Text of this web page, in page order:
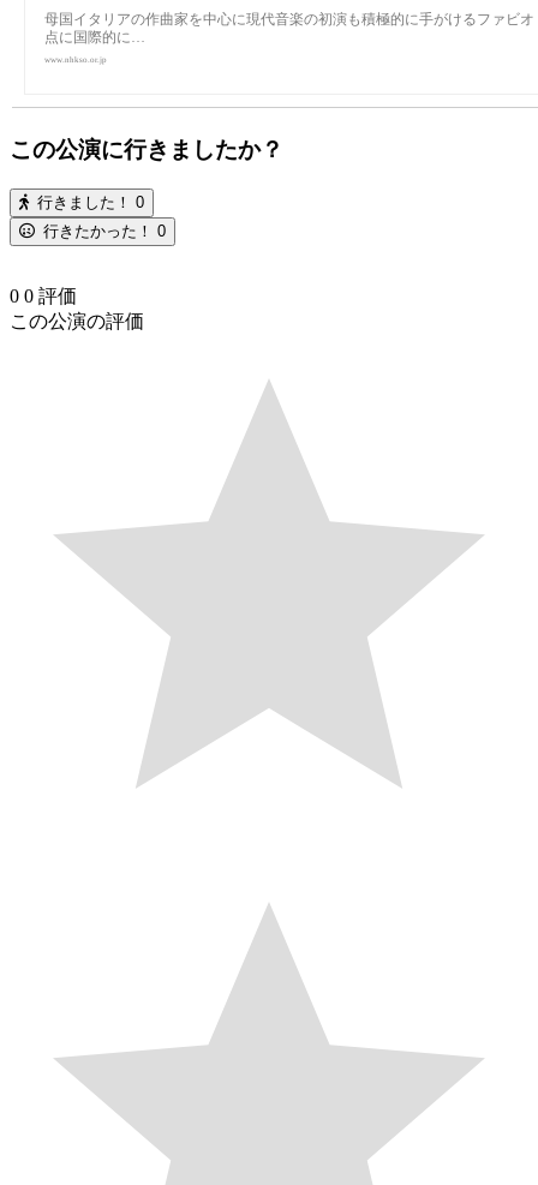
母国イタリアの作曲家を中心に現代音楽の初演も積極的に手がけるファビ
点に国際的に…
www.nhkso.or.jp
この公演に行きましたか？
行きました！ 0
行きたかった！ 0
0 0 評価
この公演の評価